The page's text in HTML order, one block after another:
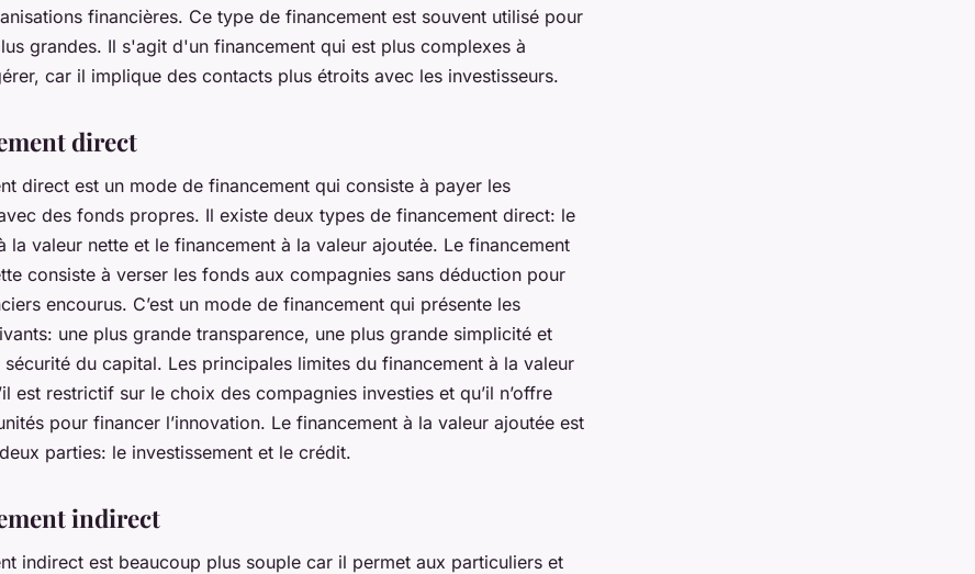
financières. Ce type de financement est souvent utilisé pour
grandes. Il s'agit d'un financement qui est plus complexes à
car il implique des contacts plus étroits avec les investisseurs.
direct
direct est un mode de financement qui consiste à payer les
des fonds propres. Il existe deux types de financement direct: le
la valeur nette et le financement à la valeur ajoutée. Le financement
consiste à verser les fonds aux compagnies sans déduction pour
encourus. C’est un mode de financement qui présente les
une plus grande transparence, une plus grande simplicité et
sécurité du capital. Les principales limites du financement à la valeur
est restrictif sur le choix des compagnies investies et qu’il n’offre
pour financer l’innovation. Le financement à la valeur ajoutée est
parties: le investissement et le crédit.
indirect
indirect est beaucoup plus souple car il permet aux particuliers et